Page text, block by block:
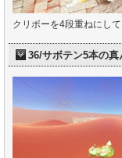
クリボーを4段重ねにし
36/サボテン5本の真